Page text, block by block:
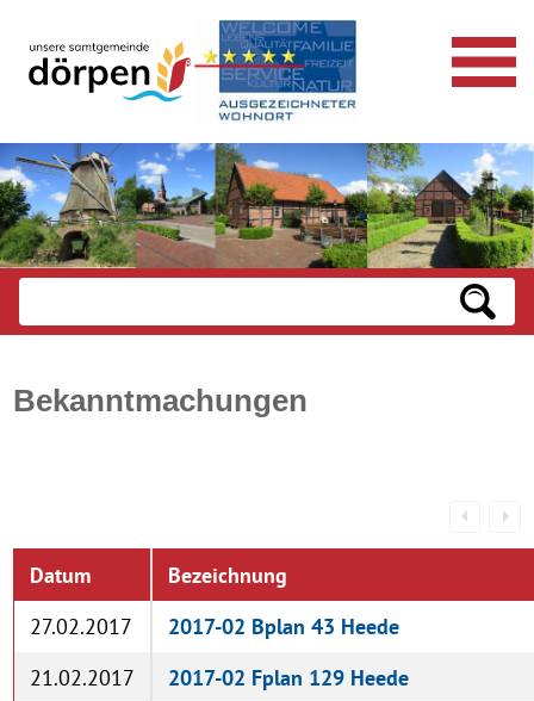
Bekanntmachungen
Datum
Bezeichnung
27.02.2017
2017-02 Bplan 43 Heede
21.02.2017
2017-02 Fplan 129 Heede